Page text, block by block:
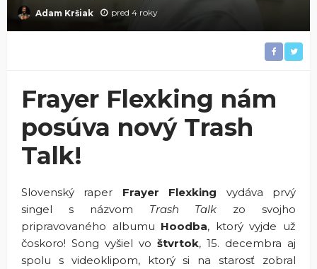
Adam Kršiak pred 4 roky
Frayer Flexking nám
posúva nový Trash
Talk!
Slovenský raper Frayer Flexking vydáva prvý
singel s názvom Trash Talk zo svojho
pripravovaného albumu Hoodba, ktorý vyjde už
čoskoro! Song vyšiel vo štvrtok, 15. decembra aj
spolu s videoklipom, ktorý si na starosť zobral